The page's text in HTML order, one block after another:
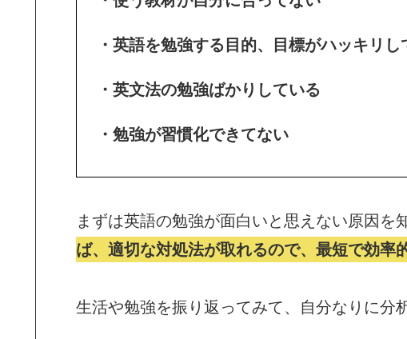
・英語を勉強する目的、目標がハッキリし
・英文法の勉強ばかりしている
・勉強が習慣化できてない
まずは英語の勉強が面白いと思えない原因を
ば、適切な対処法が取れるので、最短で効率
生活や勉強を振り返ってみて、自分なりに分